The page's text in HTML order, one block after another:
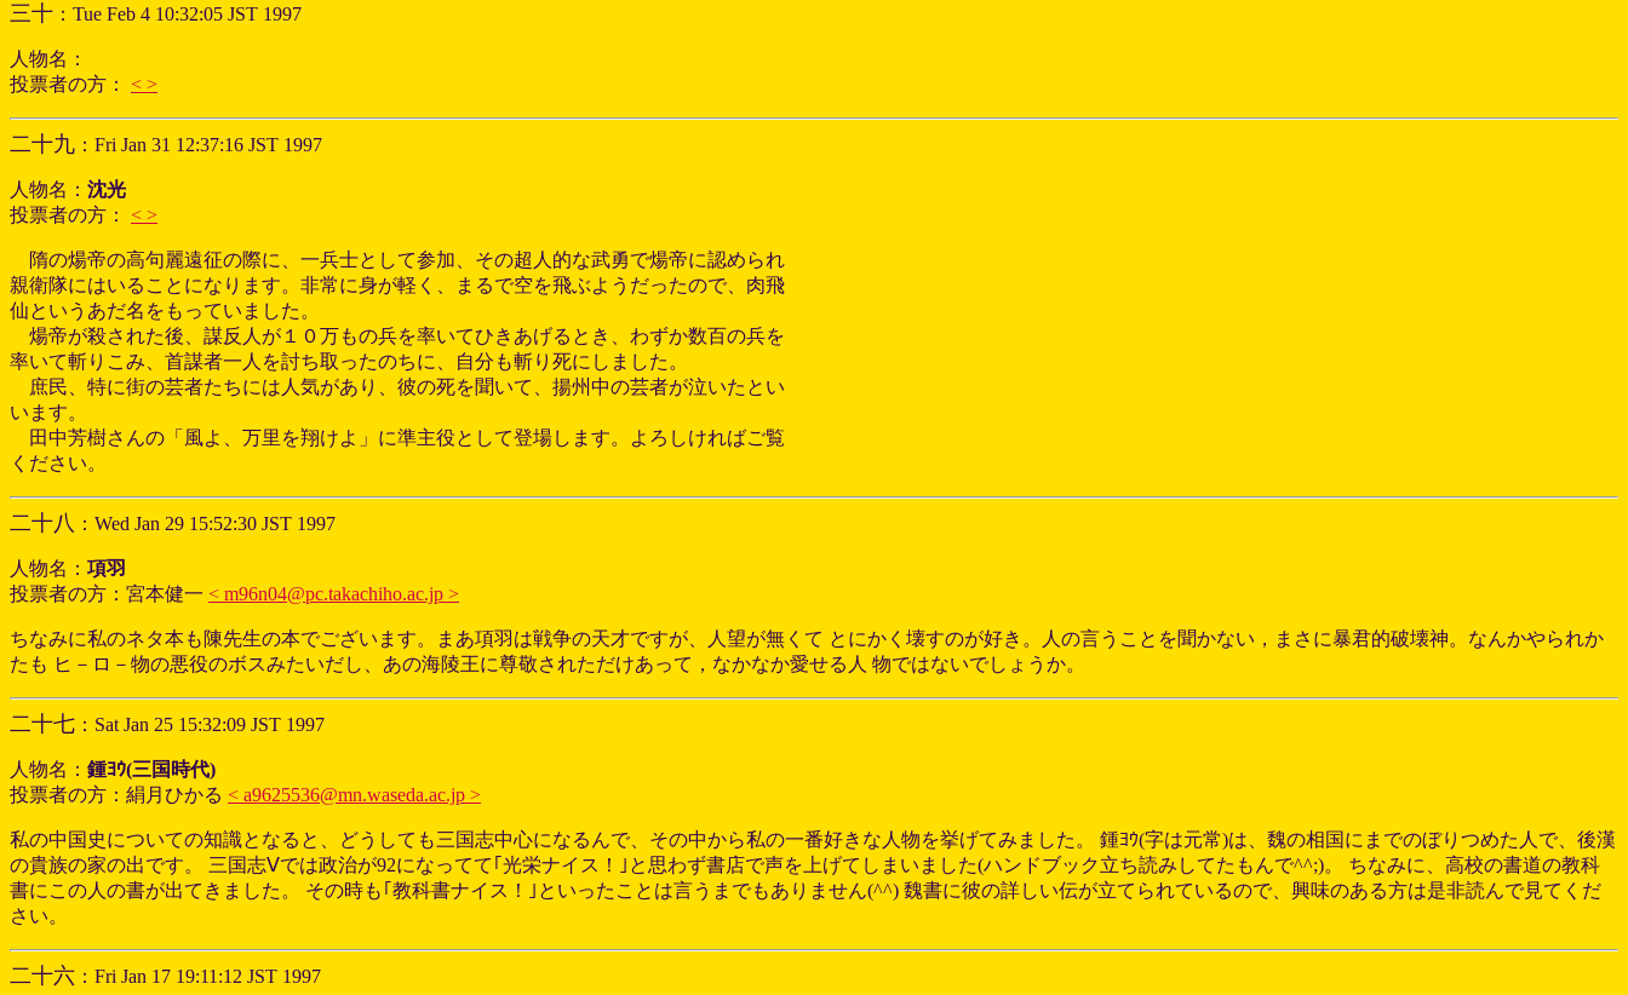
三十 ：Tue Feb 4 10:32:05 JST 1997
人物名：
投票者の方： < >
二十九 ：Fri Jan 31 12:37:16 JST 1997
人物名： 沈光
投票者の方： < >
隋の煬帝の高句麗遠征の際に、一兵士として参加、その超人的な武勇で煬帝に認められ
親衛隊にはいることになります。非常に身が軽く、まるで空を飛ぶようだったので、肉飛
仙というあだ名をもっていました。
煬帝が殺された後、謀反人が１０万もの兵を率いてひきあげるとき、わずか数百の兵を
率いて斬りこみ、首謀者一人を討ち取ったのちに、自分も斬り死にしました。
庶民、特に街の芸者たちには人気があり、彼の死を聞いて、揚州中の芸者が泣いたとい
います。
田中芳樹さんの「風よ、万里を翔けよ」に準主役として登場します。よろしければご覧
ください。
二十八 ：Wed Jan 29 15:52:30 JST 1997
人物名： 項羽
投票者の方：宮本健一 < m96n04@pc.takachiho.ac.jp >
ちなみに私のネタ本も陳先生の本でございます。まあ項羽は戦争の天才ですが、人望が無くて とにかく壊すのが好き。人の言うことを聞かない，まさに暴君的破壊神。なんかやられか
たも ヒ－ロ－物の悪役のボスみたいだし、あの海陵王に尊敬されただけあって，なかなか愛せる人 物ではないでしょうか。
二十七 ：Sat Jan 25 15:32:09 JST 1997
人物名： 鍾ﾖｳ(三国時代)
投票者の方：絹月ひかる < a9625536@mn.waseda.ac.jp >
私の中国史についての知識となると、どうしても三国志中心になるんで、その中から私の一番好きな人物を挙げてみました。 鍾ﾖｳ(字は元常)は、魏の相国にまでのぼりつめた人で、後漢
の貴族の家の出です。 三国志Ⅴでは政治が92になってて｢光栄ナイス！｣と思わず書店で声を上げてしまいました(ハンドブック立ち読みしてたもんで^^;)。 ちなみに、高校の書道の教科
書にこの人の書が出てきました。 その時も｢教科書ナイス！｣といったことは言うまでもありません(^^) 魏書に彼の詳しい伝が立てられているので、興味のある方は是非読んで見てくだ
さい。
二十六 ：Fri Jan 17 19:11:12 JST 1997